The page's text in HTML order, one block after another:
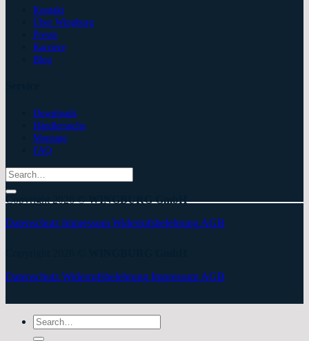
Kontakt
Über Wingburg
Presse
Karriere
Blog
Downloads
Händlersuche
Montage
FAQ
Search
for:
Copyright 2026 ©WINGBURG GmbH
Datenschutz Impressum WiderrufsbelehrungAGB
Datenschutz Widerrufsbelehrung ImpressumAGB
Search
for: